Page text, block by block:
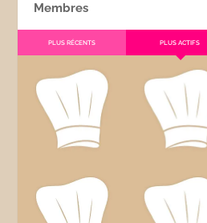
Membres
PLUS RÉCENTS PLUS ACTIFS